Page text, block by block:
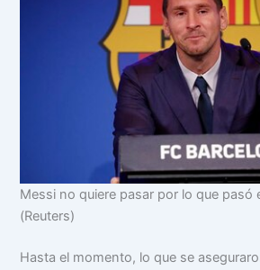
Messi no quiere pasar por lo que pasó
(Reuters)
Hasta el momento, lo que se